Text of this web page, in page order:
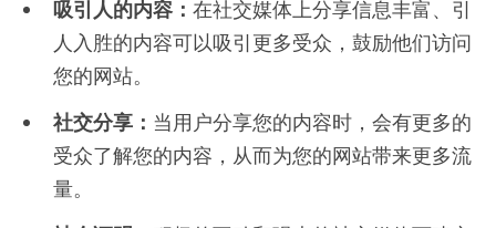
吸引人的内容： 在社交媒体上分享信息丰富、引
人入胜的内容可以吸引更多受众，鼓励他们访问
您的网站。
社交分享： 当用户分享您的内容时，会有更多的
受众了解您的内容，从而为您的网站带来更多流
量。